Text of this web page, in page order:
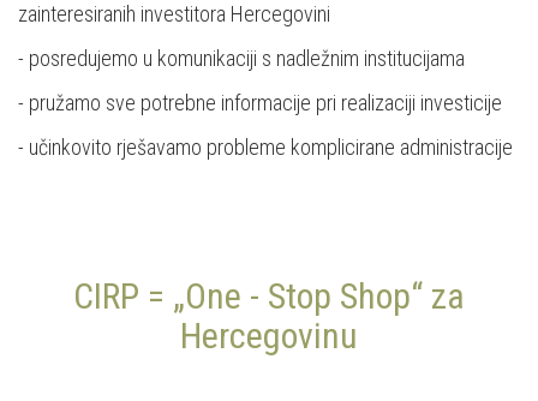
zainteresiranih investitora Hercegovini
- posredujemo u komunikaciji s nadležnim institucijama
- pružamo sve potrebne informacije pri realizaciji investicije
- učinkovito rješavamo probleme komplicirane administracije
CIRP = „One - Stop Shop“ za
Hercegovinu